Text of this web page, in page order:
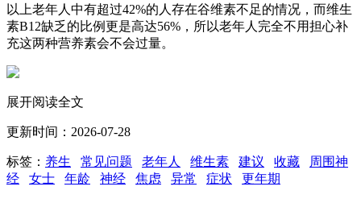
以上老年人中有超过42%的人存在谷维素不足的情况，而维生
素B12缺乏的比例更是高达56%，所以老年人完全不用担心补
充这两种营养素会不会过量。
展开阅读全文
更新时间：2026-07-28
标签： 养生 常见问题 老年人 维生素 建议 收藏
周围神
经
女士 年龄 神经 焦虑 异常 症状 更年期